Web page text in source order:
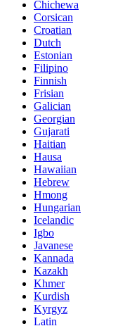
Chichewa
Corsican
Croatian
Dutch
Estonian
Filipino
Finnish
Frisian
Galician
Georgian
Gujarati
Haitian
Hausa
Hawaiian
Hebrew
Hmong
Hungarian
Icelandic
Igbo
Javanese
Kannada
Kazakh
Khmer
Kurdish
Kyrgyz
Latin